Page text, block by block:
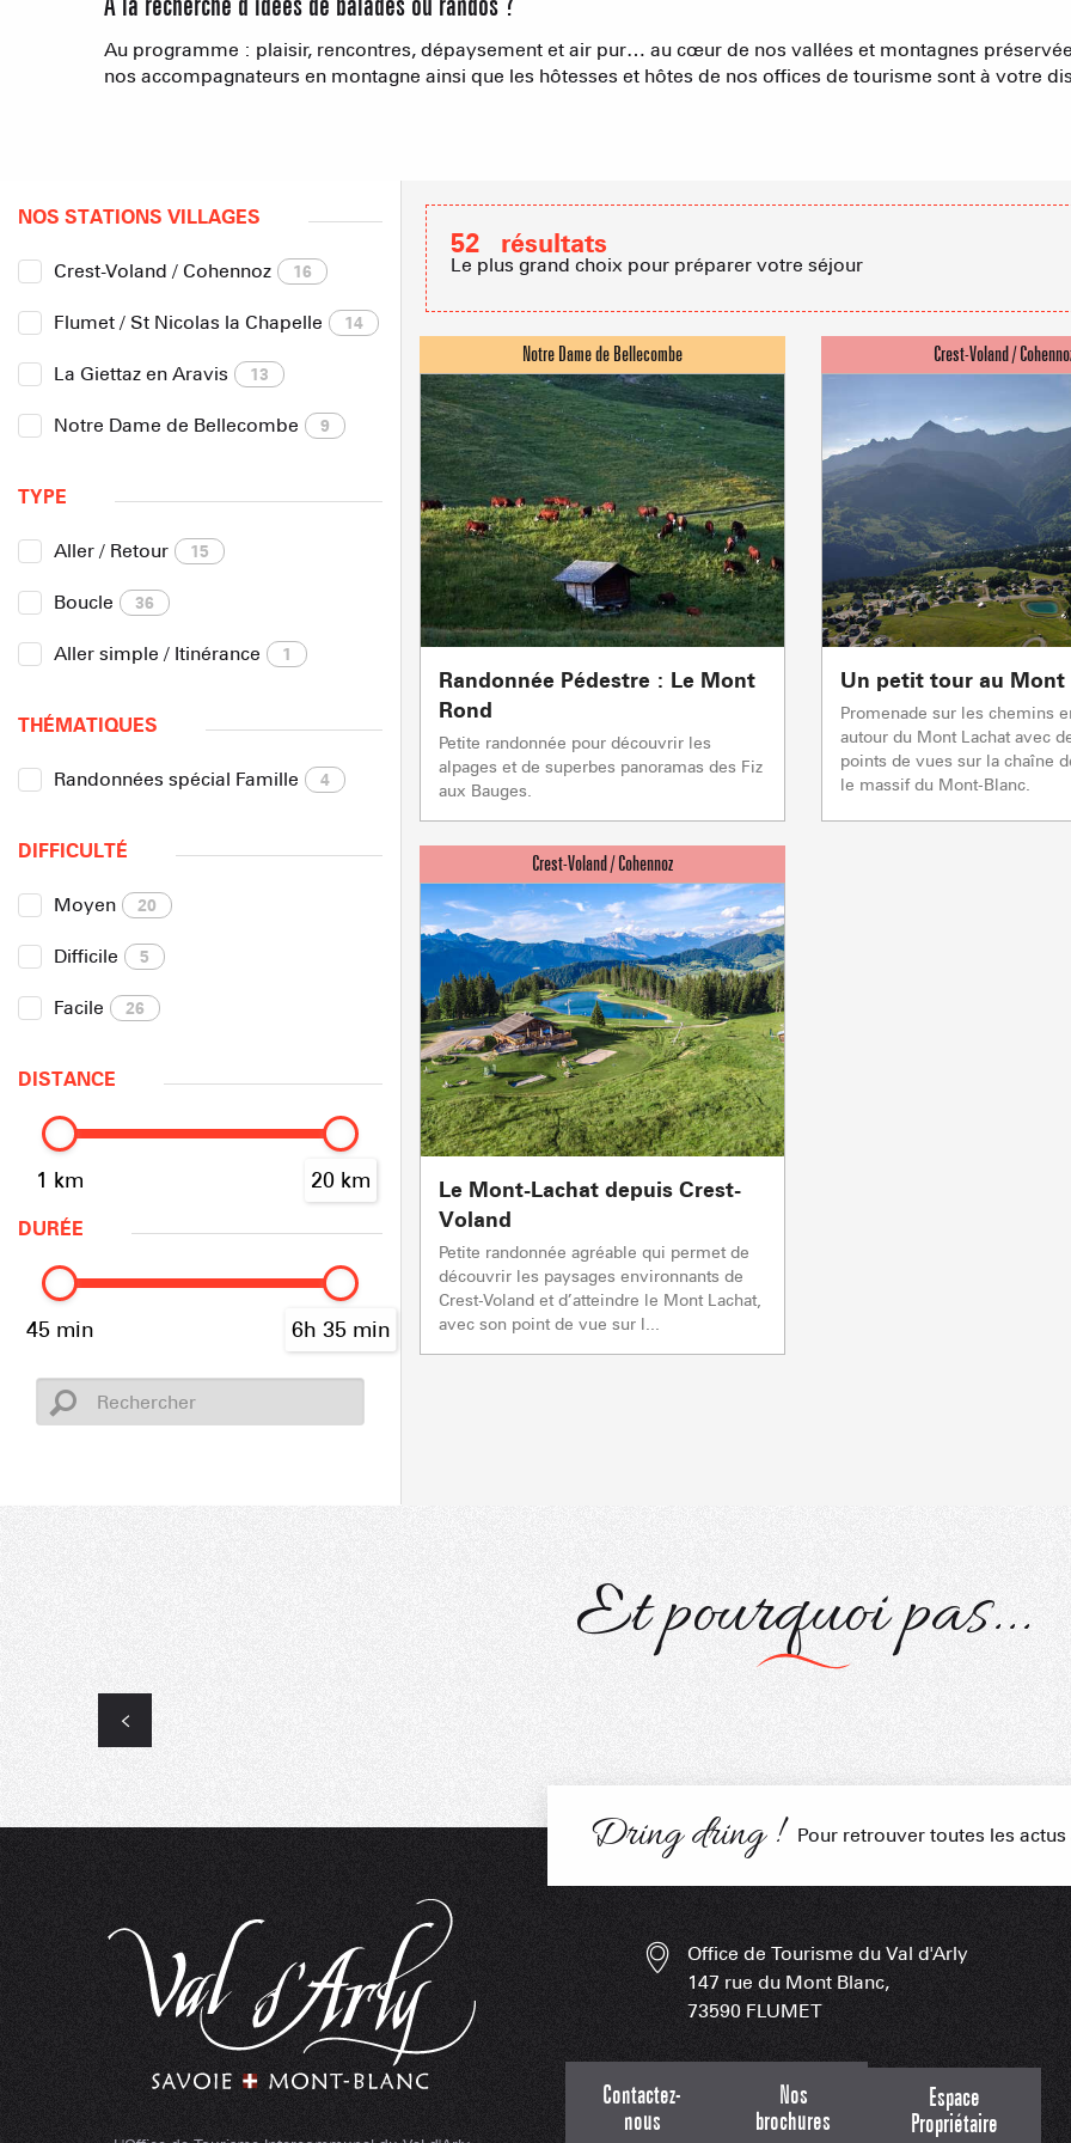
LA
Atteindre
LES APPLIS
Association
Sommet du Torraz
- 1930m
Val d Arly
sommet
- 2069m
Flumet- 1030m
REMONTÉES
6/8
A la recherche d’idées de balades ou randos ?
Au programme : plaisir, rencontres, dépaysement et air pur… au cœur de nos vallées et montagnes
nos accompagnateurs en montagne ainsi que les hôtesses et hôtes de nos offices de tourisme sont à votre
NOS STATIONS VILLAGES
Crest-Voland / Cohennoz 16
Flumet / St Nicolas la Chapelle 14
La Giettaz en Aravis 13
Notre Dame de Bellecombe 9
TYPE
Aller / Retour 15
Boucle 36
Aller simple / Itinérance 1
THÉMATIQUES
Randonnées spécial Famille 4
DIFFICULTÉ
Moyen 20
Difficile 5
Facile 26
DISTANCE
1 km 20 km
DURÉE
45 min 6h 35 min
52 résultats
Le plus grand choix pour préparer votre séjour
Randonnée Pédestre : Le Mont
Rond
Petite randonnée pour découvrir les
alpages et de superbes panoramas des Fiz
aux Bauges.
Un petit tour au Mont
Promenade sur les chemins
autour du Mont Lachat avec
points de vues sur la chaîne
le massif du Mont-Blanc.
Le Mont-Lachat depuis Crest-
Voland
Petite randonnée agréable qui permet de
découvrir les paysages environnants de
Crest-Voland et d’atteindre le Mont Lachat,
avec son point de vue sur l...
Et pourquoi pas...
Dring dring ! Pour retrouver toutes les
Office de Tourisme du Val d'Arly
147 rue du Mont Blanc,
73590 FLUMET
Contactez-
nous
Nos
brochures
Espace
Propriétaire